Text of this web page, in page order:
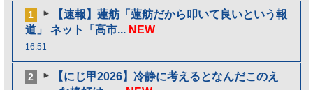
1
【速報】蓮舫「蓮舫だから叩いて良いという報
道」 ネット「高市... NEW
16:51
2
【にじ甲2026】冷静に考えるとなんだこのえ